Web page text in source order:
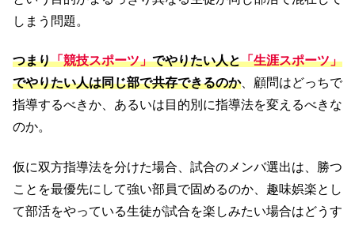
しまう問題。
つまり「競技スポーツ」でやりたい人と「生涯スポーツ」
でやりたい人は同じ部で共存できるのか、顧問はどっちで
指導するべきか、あるいは目的別に指導法を変えるべきな
のか。
仮に双方指導法を分けた場合、試合のメンバ選出は、勝つ
ことを最優先にして強い部員で固めるのか、趣味娯楽とし
て部活をやっている生徒が試合を楽しみたい場合はどうす